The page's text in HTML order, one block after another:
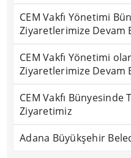
CEM Vakfı Yönetimi
Ziyaretlerimize Devam
CEM Vakfı Yönetimi
Ziyaretlerimize Devam
CEM Vakfı Bünyesinde
Ziyaretimiz
Adana Büyükşehir